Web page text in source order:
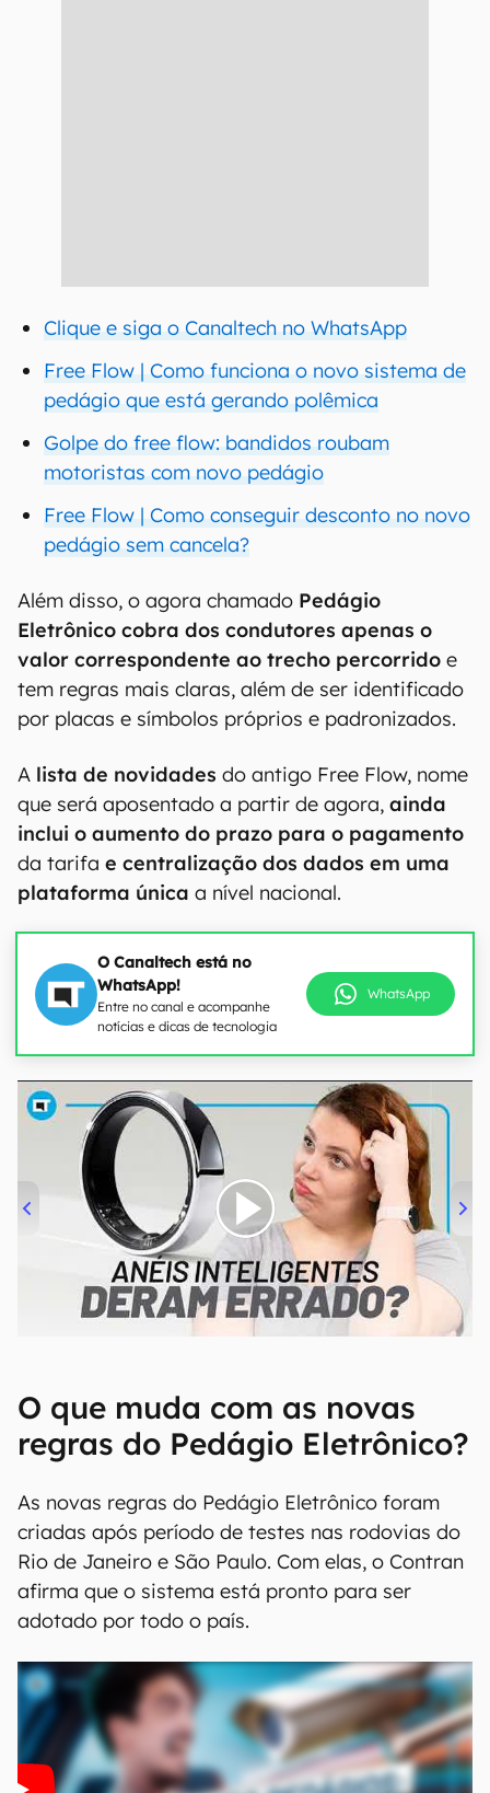
Clique e siga o Canaltech no WhatsApp
Free Flow | Como funciona o novo sistema de
pedágio que está gerando polêmica
Golpe do free flow: bandidos roubam
motoristas com novo pedágio
Free Flow | Como conseguir desconto no novo
pedágio sem cancela?
Além disso, o agora chamado Pedágio
Eletrônico cobra dos condutores apenas o
valor correspondente ao trecho percorrido e
tem regras mais claras, além de ser identificado
por placas e símbolos próprios e padronizados.
A lista de novidades do antigo Free Flow, nome
que será aposentado a partir de agora, ainda
inclui o aumento do prazo para o pagamento
da tarifa e centralização dos dados em uma
plataforma única a nível nacional.
O Canaltech está no
WhatsApp!
Entre no canal e acompanhe
notícias e dicas de tecnologia
WhatsApp
00:00/21:11
O que muda com as novas
regras do Pedágio Eletrônico?
As novas regras do Pedágio Eletrônico foram
criadas após período de testes nas rodovias do
Rio de Janeiro e São Paulo. Com elas, o Contran
afirma que o sistema está pronto para ser
adotado por todo o país.